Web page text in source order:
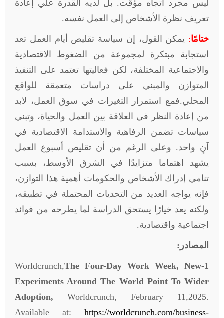
ليس مجرد اتجاه مؤقت. بل لديه القدرة علي إعادة
تعريف نظرة الأشخاص إلى العمل نفسه.
ختامًا: يمكن القول، إن سياسة تقليص أيام العمل تعد
استجابة مبتكرة لمجموعة من الضغوط الاقتصادية
والاجتماعية المختلفة، لكن فعاليتها تعتمد على التنفيذ
المتوازن والمبني على دراسات متعمقة للواقع
المحلي.فمع استمرار التغيرات في سوق العمل، لابد
من إعادة النظر في العلاقة بين العمل والحياة، وتبني
سياسات تضمن الرفاهية والاستدامة الاقتصادية في
آنٍ واحد. وعلى الرغم من أن تقليص أسبوع العمل
يشهد اهتماما متزايدًا في الشرق الأوسط، بسبب
تنامي إدراك الأشخاص والحكومات أهمية هذا التوازن،
فإنه يواجه العديد من التحديات المحتملة في تطبيقه،
ولكنه يعد خيارًا يستحق الدراسة لما يطرحه من فوائد
اجتماعية واقتصادية.
المصادر:
1-
Worldcrunch,The Four-Day Work Week, New
Experiments Around The World Point To Wider
Adoption, Worldcrunch, February 11,2025.
Available at: https://worldcrunch.com/business-